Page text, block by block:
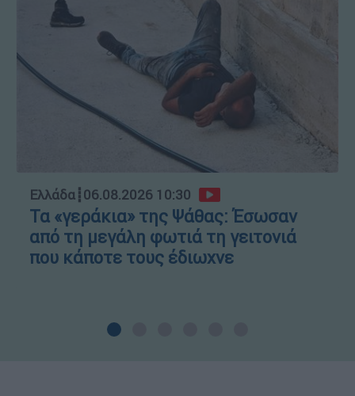
Ελλάδα┋06.08.2026 10:30
Τα «γεράκια» της Ψάθας: Έσωσαν
από τη μεγάλη φωτιά τη γειτονιά
που κάποτε τους έδιωχνε